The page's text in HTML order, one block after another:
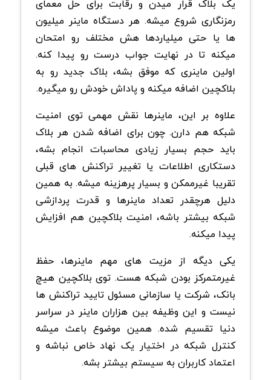
یک بلاک قرار میدن و رقابت برای حل معمای
رمزنگاری شروع میشه. هر دستگاه ماینر میلیون
ها یا حتی میلیاردها هش مختلف رو امتحان
میکنه تا در نهایت جواب درست رو پیدا کنه.
اولین ماینری که موفق بشه، بلاک جدید رو به
بلاکچین اضافه میکنه و پاداش خودش رو میگیره.
علاوه بر این، ماینرها نقش مهمی توی امنیت
شبکه هم دارن. چون برای اضافه شدن هر بلاک
باید حجم بسیار زیادی محاسبات انجام بشه،
دستکاری اطلاعات یا تغییر تراکنش های قبلی
تقریبا غیرممکن و بسیار پرهزینه میشه. به همین
دلیل هرچقدر تعداد ماینرها و قدرت پردازشی
شبکه بیشتر باشه، امنیت بلاکچین هم افزایش
پیدا میکنه.
یکی دیگه از مزیت های مهم ماینرها، حفظ
غیرمتمرکز بودن شبکه هست. توی بلاکچین هیچ
بانک، شرکت یا سازمانی مسئول تایید تراکنش ها
نیست و این وظیفه بین هزاران ماینر در سراسر
دنیا تقسیم شده. همین موضوع باعث میشه
کنترل شبکه در اختیار یک نهاد خاص نباشه و
اعتماد کاربران به سیستم بیشتر بشه.